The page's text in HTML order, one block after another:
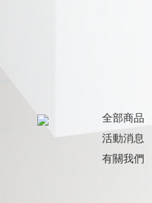
全部商品
活動消息
有關我們